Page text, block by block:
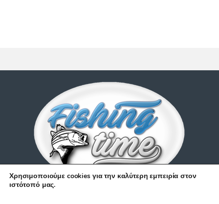
Χρησιμοποιούμε cookies για την καλύτερη εμπειρία στον
ιστότοπό μας.